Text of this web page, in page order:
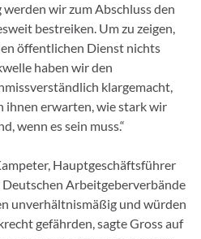
wir zum Abschluss den
bestreiken. Um zu zeigen,
öffentlichen Dienst nichts
haben wir den
klargemacht,
ihnen erwarten, wie stark wir
wenn es sein muss.“
Hauptgeschäftsführer
Arbeitgeberverbände
unverhältnismäßig und würden
gefährden, sagte Gross auf